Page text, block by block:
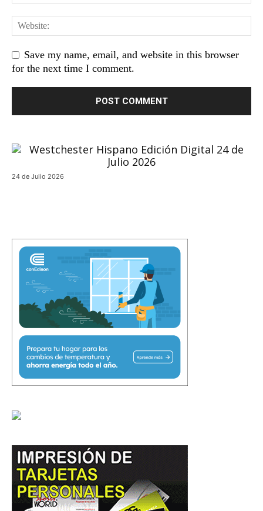
Save my name, email, and website in this browser
for the next time I comment.
24 de Julio 2026